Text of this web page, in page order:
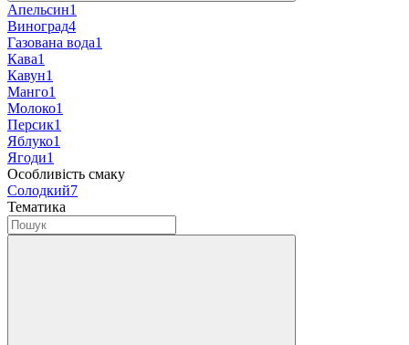
Апельсин1
Виноград4
Газована вода1
Кава1
Кавун1
Манго1
Молоко1
Персик1
Яблуко1
Ягоди1
Особливість смаку
Солодкий7
Тематика